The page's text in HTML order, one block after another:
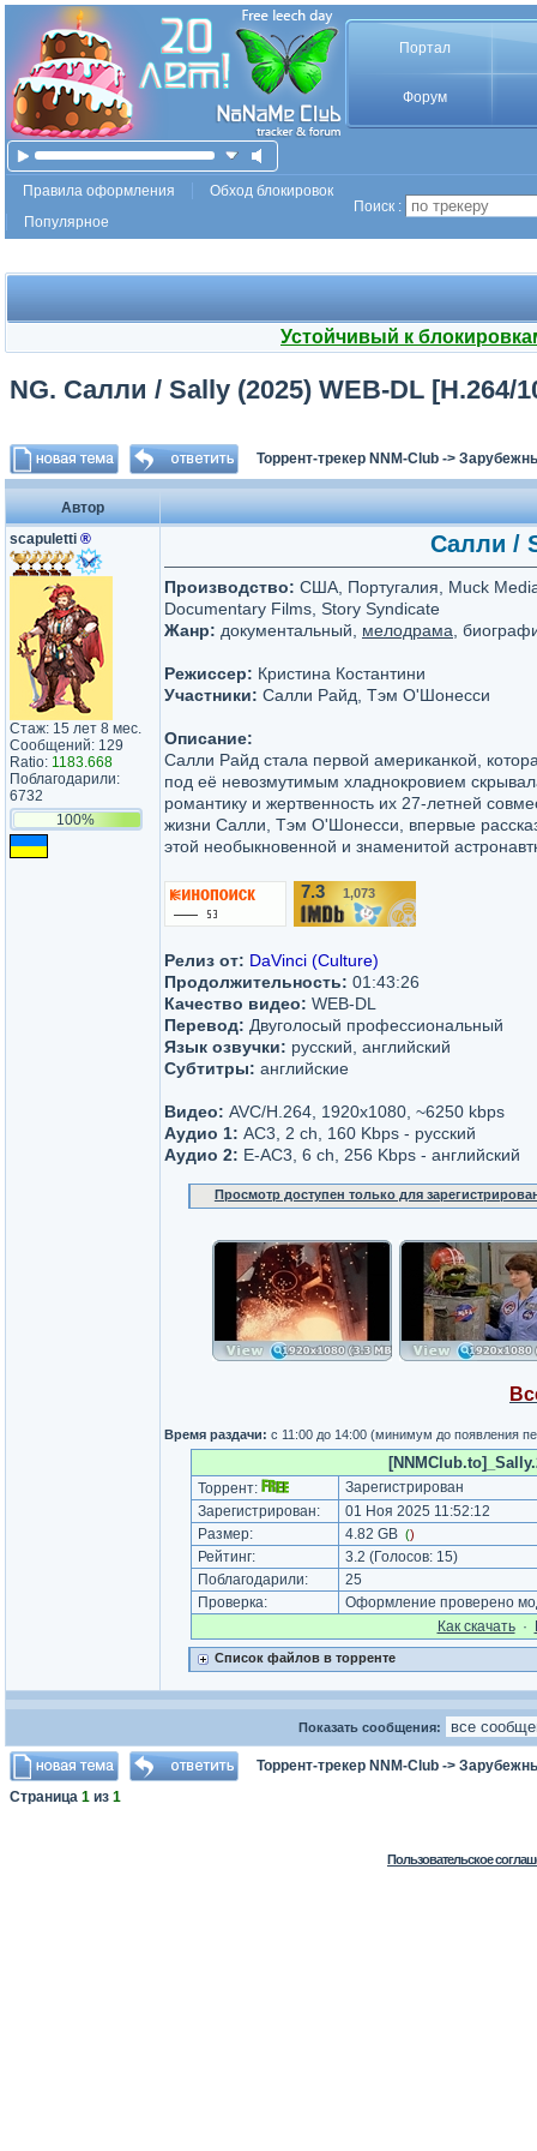
Портал
Форум
Правила оформления
Обход блокировок
Популярное
Поиск :
Устойчивый к
NG. Салли / Sally (2025) WEB-DL [H.264/
Торрент-трекер NNM-Club ->
Автор
scapuletti ®
Стаж: 15 лет 8 мес.
Сообщений: 129
Ratio: 1183.668
Поблагодарили:
6732
100%
Салли /
Производство: США, Португалия, Muck
Documentary Films, Story Syndicate
Жанр: документальный, мелодрама ,
Режиссер: Кристина Костантини
Участники: Салли Райд, Тэм О'Шонесси
Описание:
Салли Райд стала первой американкой,
под её невозмутимым хладнокровием
романтику и жертвенность их 27-летней
жизни Салли, Тэм О'Шонесси, впервые
этой необыкновенной и знаменитой
7.3 1,073
Релиз от: DaVinci (Culture)
Продолжительность: 01:43:26
Качество видео: WEB-DL
Перевод: Двуголосый профессиональный
Язык озвучки: русский, английский
Субтитры: английские
Видео: AVC/H.264, 1920x1080, ~6250 kbps
Аудио 1: AC3, 2 ch, 160 Kbps - русский
Аудио 2: E-AC3, 6 ch, 256 Kbps - английский
Просмотр доступен только для
Время раздачи: с 11:00 до 14:00 (минимум до появления
Торрент:
Зарегистрирован
Зарегистрирован:
01 Ноя 2025 11:52:12
Размер:
4.82 GB ()
Рейтинг: 3.2 (Голосов: 15)
Поблагодарили:
25
Проверка:
Оформление проверено
Как cкачать·
Список файлов в торренте
Показать сообщения:
Торрент-трекер NNM-Club ->
Страница 1 из 1
Пользовательское